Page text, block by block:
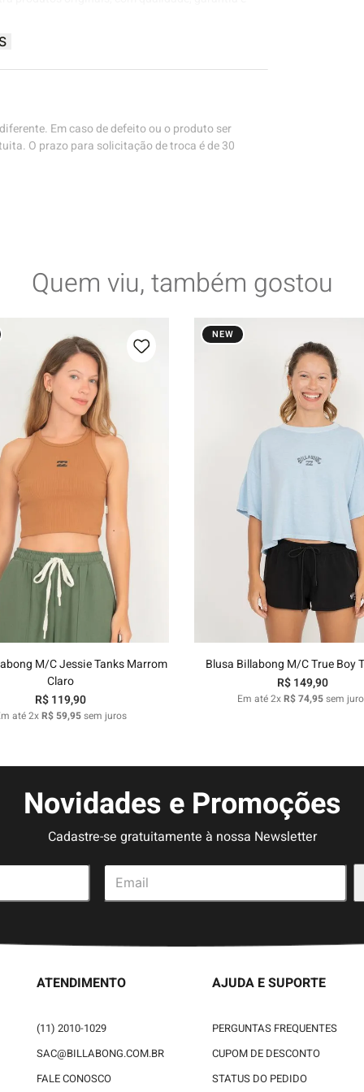
Em caso de defeito ou o produto ser
O prazo para solicitação de troca é de 30
Quem viu, também gostou
M G GG
ao carrinho
M/C Jessie Tanks Marrom
Claro
R$119,90
até2xR$ 59,95sem juros
NEW
GG
Adicionar ao
Blusa Billabong M/C True Boy
R$149,90
Em até2xR$74,95sem
Novidades e Promoções
Cadastre-se gratuitamente à nossa Newsletter
ATENDIMENTO
(11) 2010-1029
SAC@BILLABONG.COM.BR
FALE CONOSCO
AJUDA E SUPORTE
PERGUNTAS FREQUENTES
CUPOM DE DESCONTO
STATUS DO PEDIDO